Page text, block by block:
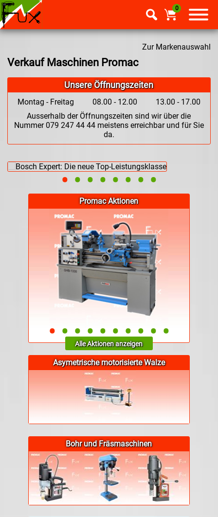
0
Verkauf Maschinen Promac
Zur Markenauswahl
Unsere Öffnungszeiten
Montag - Freitag 08.00 - 12.00
13.00 - 17.00
Ausserhalb der Öffnungszeiten sind wir über die
Nummer 079 247 44 44 meistens erreichbar und für Sie
da.
••••••••
Alle Aktionen anzeigen
Promac Aktionen
• •••••••• •
Asymetrische motorisierte Walze
Bohr und Fräsmaschinen